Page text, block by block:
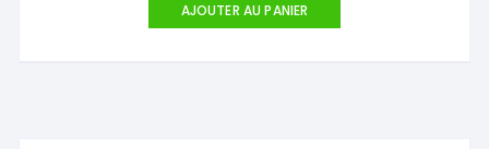
AJOUTER AU PANIER